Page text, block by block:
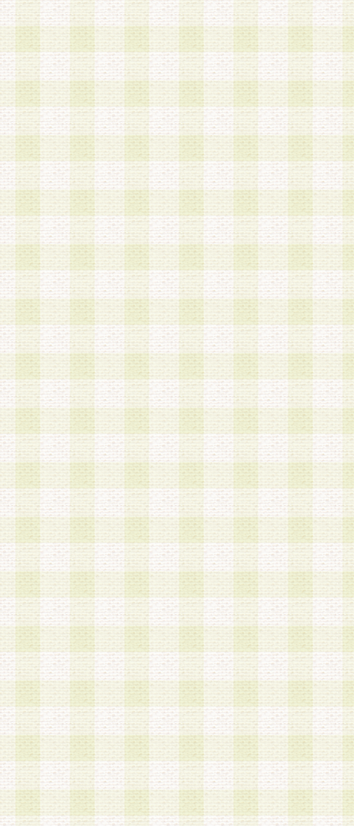
のとします。
第5条 会員の登録情報
1.当社は、会員の登録情報に含まれる氏名・住所
アドレス等会員個人を識別できる情報を当社が別
シーポリシー
」に基づき適切に取り扱うものとし
は、当該個人情報を以下の各号に定める目的に利
す。なお、これら事項以外の目的で個人情報を利
かじめ会員の同意を得たうえで利用するものとし
a.本サービスの実施または運営
b.本サービスに係る謝礼、景品、調査サンプル品
c.会員からの電話、メール等の問い合わせなどへ
d.その他これらに付随する業務
2.当社は、会員個人を識別することのできる情報
会員情報を本人の承諾なく第三者に開示すること
人を識別できる情報について第三者に開示または
社は事前に会員本人の同意を得るものとします。
3.前項の定めに拘わらず、当社は、以下の目的に
意を 得ることなく、会員個人を識別できる情報
づき選定した委託業者に対して当社の責任におい
できるものとします。な お、当社は、当該委託
契約を締結しこれを遵守させるとともに、本規約
の注意をもって当該情報を使用させるものとし ま
a.本サービスに係る謝礼、景品、調査サンプル品
b.会員からの電話、メール等の問い合わせなどへ
c.モバイルリサーチ、またはグループ形式による
実施もしくは運営
d.その他これらに付随する業務
4.会員は、住所、電話番号その他の登録情報につ
合は、速やかに当社所定の変更手続きを行うもの
5.当社は、必要と認めた場合、会員に対して、電
手段により登録情報の対象者が会員登録者本人で
の内容が正確であること、アンケートの回答内容
うことができるものとます。
6.会員は、会員登録後当社が定期的に行う登録情
して、当社指定の期間内に更新手続きを行うもの
該期間内に更新手続きを行わない場合、その時点
発行したポイントは失効されるものとします。